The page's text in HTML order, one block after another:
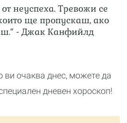
неуспеха. Тревожи се
ще пропускаш, ако
- Джак Канфийлд
ви очаква днес, можете да
дневен хороскоп!